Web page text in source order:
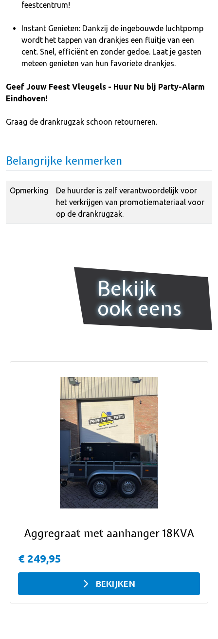
feestcentrum!
Instant Genieten: Dankzij de ingebouwde luchtpomp
wordt het tappen van drankjes een fluitje van een
cent. Snel, efficiënt en zonder gedoe. Laat je gasten
meteen genieten van hun favoriete drankjes.
Geef Jouw Feest Vleugels - Huur Nu bij Party-Alarm
Eindhoven!
Graag de drankrugzak schoon retourneren.
Belangrijke kenmerken
Opmerking
De huurder is zelf verantwoordelijk voor
het verkrijgen van promotiemateriaal voor
op de drankrugzak.
Bekijk
ook eens
Aggregraat met aanhanger 18KVA
€ 249,95
BEKIJKEN